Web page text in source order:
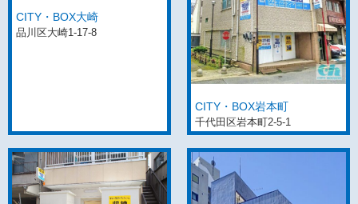
CITY・BOX大崎
品川区大崎1-17-8
CITY・BOX岩本町
千代田区岩本町2-5-1